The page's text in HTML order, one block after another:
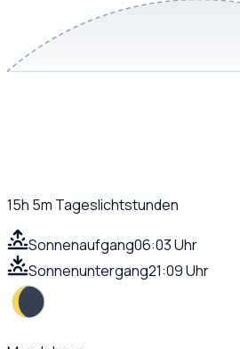
15h 5m Tageslichtstunden
Sonnenaufgang06:03 Uhr
Sonnenuntergang21:09 Uhr